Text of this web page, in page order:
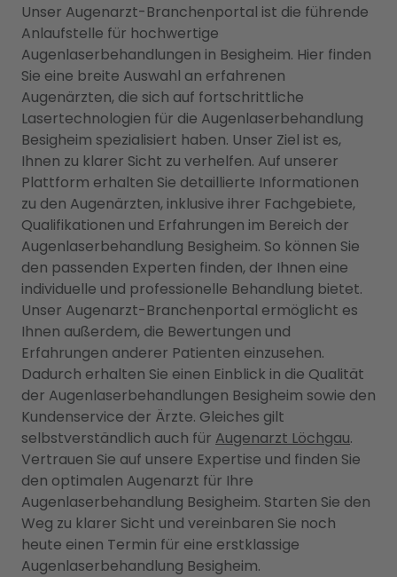
Unser Augenarzt-Branchenportal ist die führende
Anlaufstelle für hochwertige
Augenlaserbehandlungen in Besigheim. Hier finden
Sie eine breite Auswahl an erfahrenen
Augenärzten, die sich auf fortschrittliche
Lasertechnologien für die Augenlaserbehandlung
Besigheim spezialisiert haben. Unser Ziel ist es,
Ihnen zu klarer Sicht zu verhelfen. Auf unserer
Plattform erhalten Sie detaillierte Informationen
zu den Augenärzten, inklusive ihrer Fachgebiete,
Qualifikationen und Erfahrungen im Bereich der
Augenlaserbehandlung Besigheim. So können Sie
den passenden Experten finden, der Ihnen eine
individuelle und professionelle Behandlung bietet.
Unser Augenarzt-Branchenportal ermöglicht es
Ihnen außerdem, die Bewertungen und
Erfahrungen anderer Patienten einzusehen.
Dadurch erhalten Sie einen Einblick in die Qualität
der Augenlaserbehandlungen Besigheim sowie den
Kundenservice der Ärzte. Gleiches gilt
selbstverständlich auch für Augenarzt Löchgau.
Vertrauen Sie auf unsere Expertise und finden Sie
den optimalen Augenarzt für Ihre
Augenlaserbehandlung Besigheim. Starten Sie den
Weg zu klarer Sicht und vereinbaren Sie noch
heute einen Termin für eine erstklassige
Augenlaserbehandlung Besigheim.